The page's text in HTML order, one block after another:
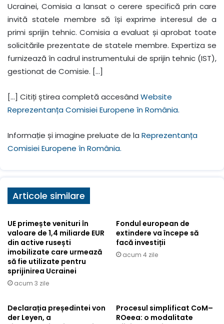
Ucrainei, Comisia a lansat o cerere specifică prin care
invită statele membre să își exprime interesul de a
primi sprijin tehnic. Comisia a evaluat și aprobat toate
solicitările prezentate de statele membre. Expertiza se
furnizează în cadrul instrumentului de sprijin tehnic (IST),
gestionat de Comisie. […]
[…] Citiți știrea completă accesând Website
Reprezentanța Comisiei Europene în România.
Informație și imagine preluate de la Reprezentanța
Comisiei Europene în România.
Articole similare
UE primește venituri în
valoare de 1,4 miliarde EUR
din active rusești
imobilizate care urmează
să fie utilizate pentru
sprijinirea Ucrainei
acum 3 zile
Fondul european de
extindere va începe să
facă investiții
acum 4 zile
Declarația președintei von
der Leyen, a
Procesul simplificat CoM–
ROeea: o modalitate